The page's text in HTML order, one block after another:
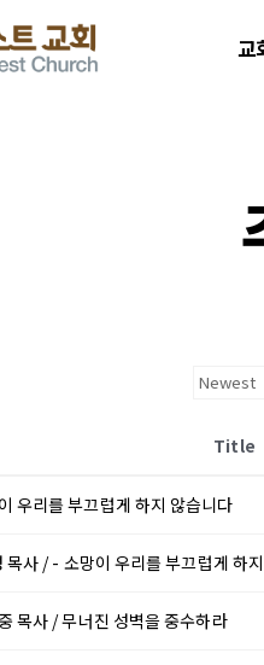
교
Title
우리를 부끄럽게 하지 않습니다
사 / - 소망이 우리를 부끄럽게 하
목사 / 무너진 성벽을 중수하라